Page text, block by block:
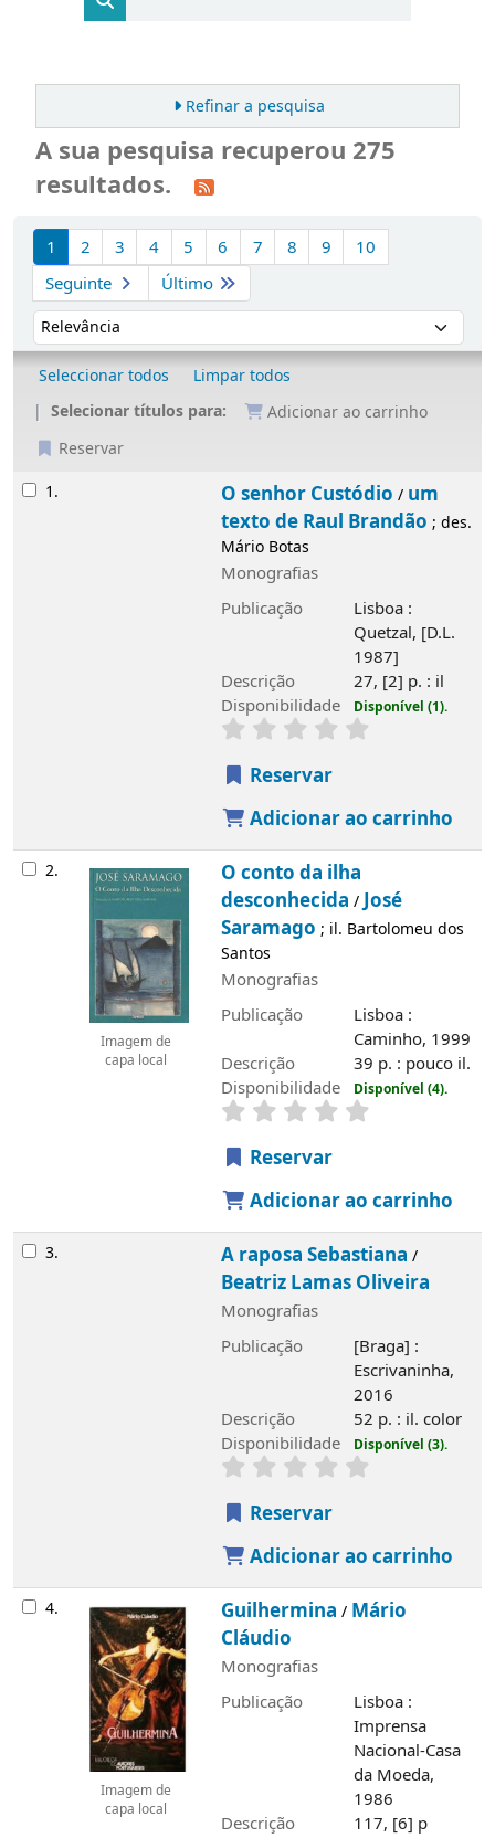
Refinar a pesquisa
A sua pesquisa recuperou 275
resultados.
Ordenar
1 2 3 4 5 6 7 8 9
10
Seguinte
Último
Ordenar por:
Seleccionar todos
Limpar todos
Selecionar títulos para:
Adicionar ao carrinho
Reservar
Resultados
1. O senhor Custódio / um
texto de Raul Brandão ; des.
Mário Botas
Monografias
Publicação
Lisboa :
Quetzal, [D.L.
1987]
Descrição
27, [2] p. : il
Disponibilidade
Disponível (1).
Reservar
Adicionar ao carrinho
2.
Imagem de
capa local
O conto da ilha
desconhecida /José
Saramago ; il. Bartolomeu dos
Santos
Monografias
Publicação
Lisboa :
Caminho, 1999
Descrição
39 p. : pouco il.
Disponibilidade
Disponível (4).
Reservar
Adicionar ao carrinho
3. A raposa Sebastiana /
Beatriz Lamas Oliveira
Monografias
Publicação
[Braga] :
Escrivaninha,
2016
Descrição
52 p. : il. color
Disponibilidade
Disponível (3).
Reservar
Adicionar ao carrinho
4.
Imagem de
capa local
Guilhermina / Mário
Cláudio
Monografias
Publicação
Lisboa :
Imprensa
Nacional-Casa
da Moeda,
1986
Descrição
117, [6] p